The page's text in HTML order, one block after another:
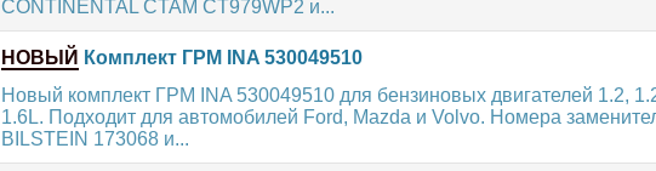
CONTINENTAL CTAM CT979WP2 и...
НОВЫЙ Комплект ГРМ INA 530049510
Новый комплект ГРМ INA 530049510 для бензиновых двигателей 1.2,
1.6L. Подходит для автомобилей Ford, Mazda и Volvo. Номера
BILSTEIN 173068 и...